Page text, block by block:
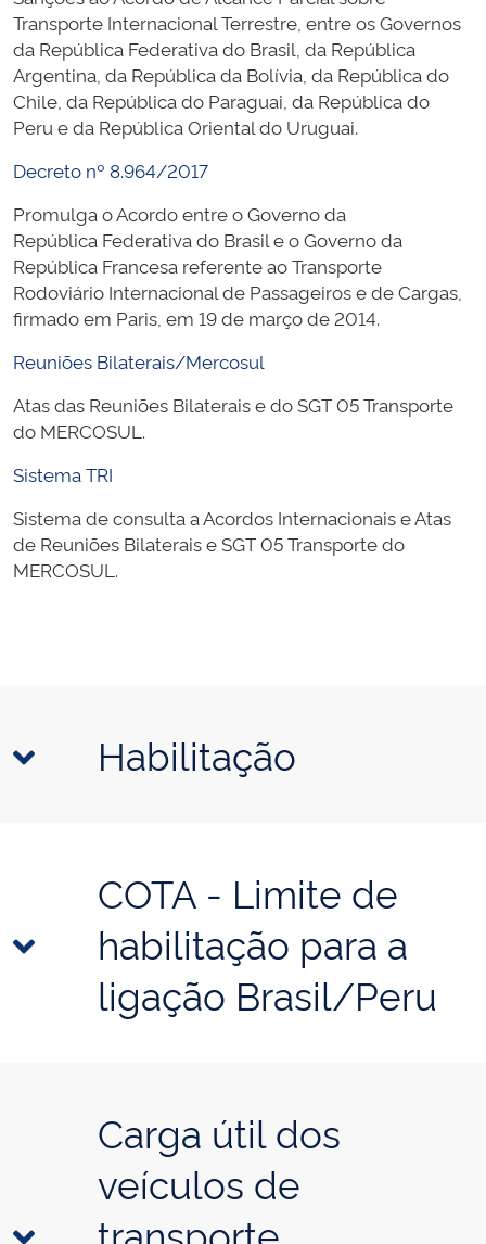
Transporte Internacional Terrestre, entre os Governos
da República Federativa do Brasil, da República
Argentina, da República da Bolívia, da República do
Chile, da República do Paraguai, da República do
Peru e da República Oriental do Uruguai.
Decreto nº 8.964/2017
Promulga o Acordo entre o Governo da
República Federativa do Brasil e o Governo da
República Francesa referente ao Transporte
Rodoviário Internacional de Passageiros e de Cargas,
firmado em Paris, em 19 de março de 2014.
Reuniões Bilaterais/Mercosul
Atas das Reuniões Bilaterais e do SGT 05 Transporte
do MERCOSUL.
Sistema TRI
Sistema de consulta a Acordos Internacionais e Atas
de Reuniões Bilaterais e SGT 05 Transporte do
MERCOSUL.
Habilitação
COTA - Limite de
habilitação para a
ligação Brasil/Peru
Carga útil dos
veículos de
transporte